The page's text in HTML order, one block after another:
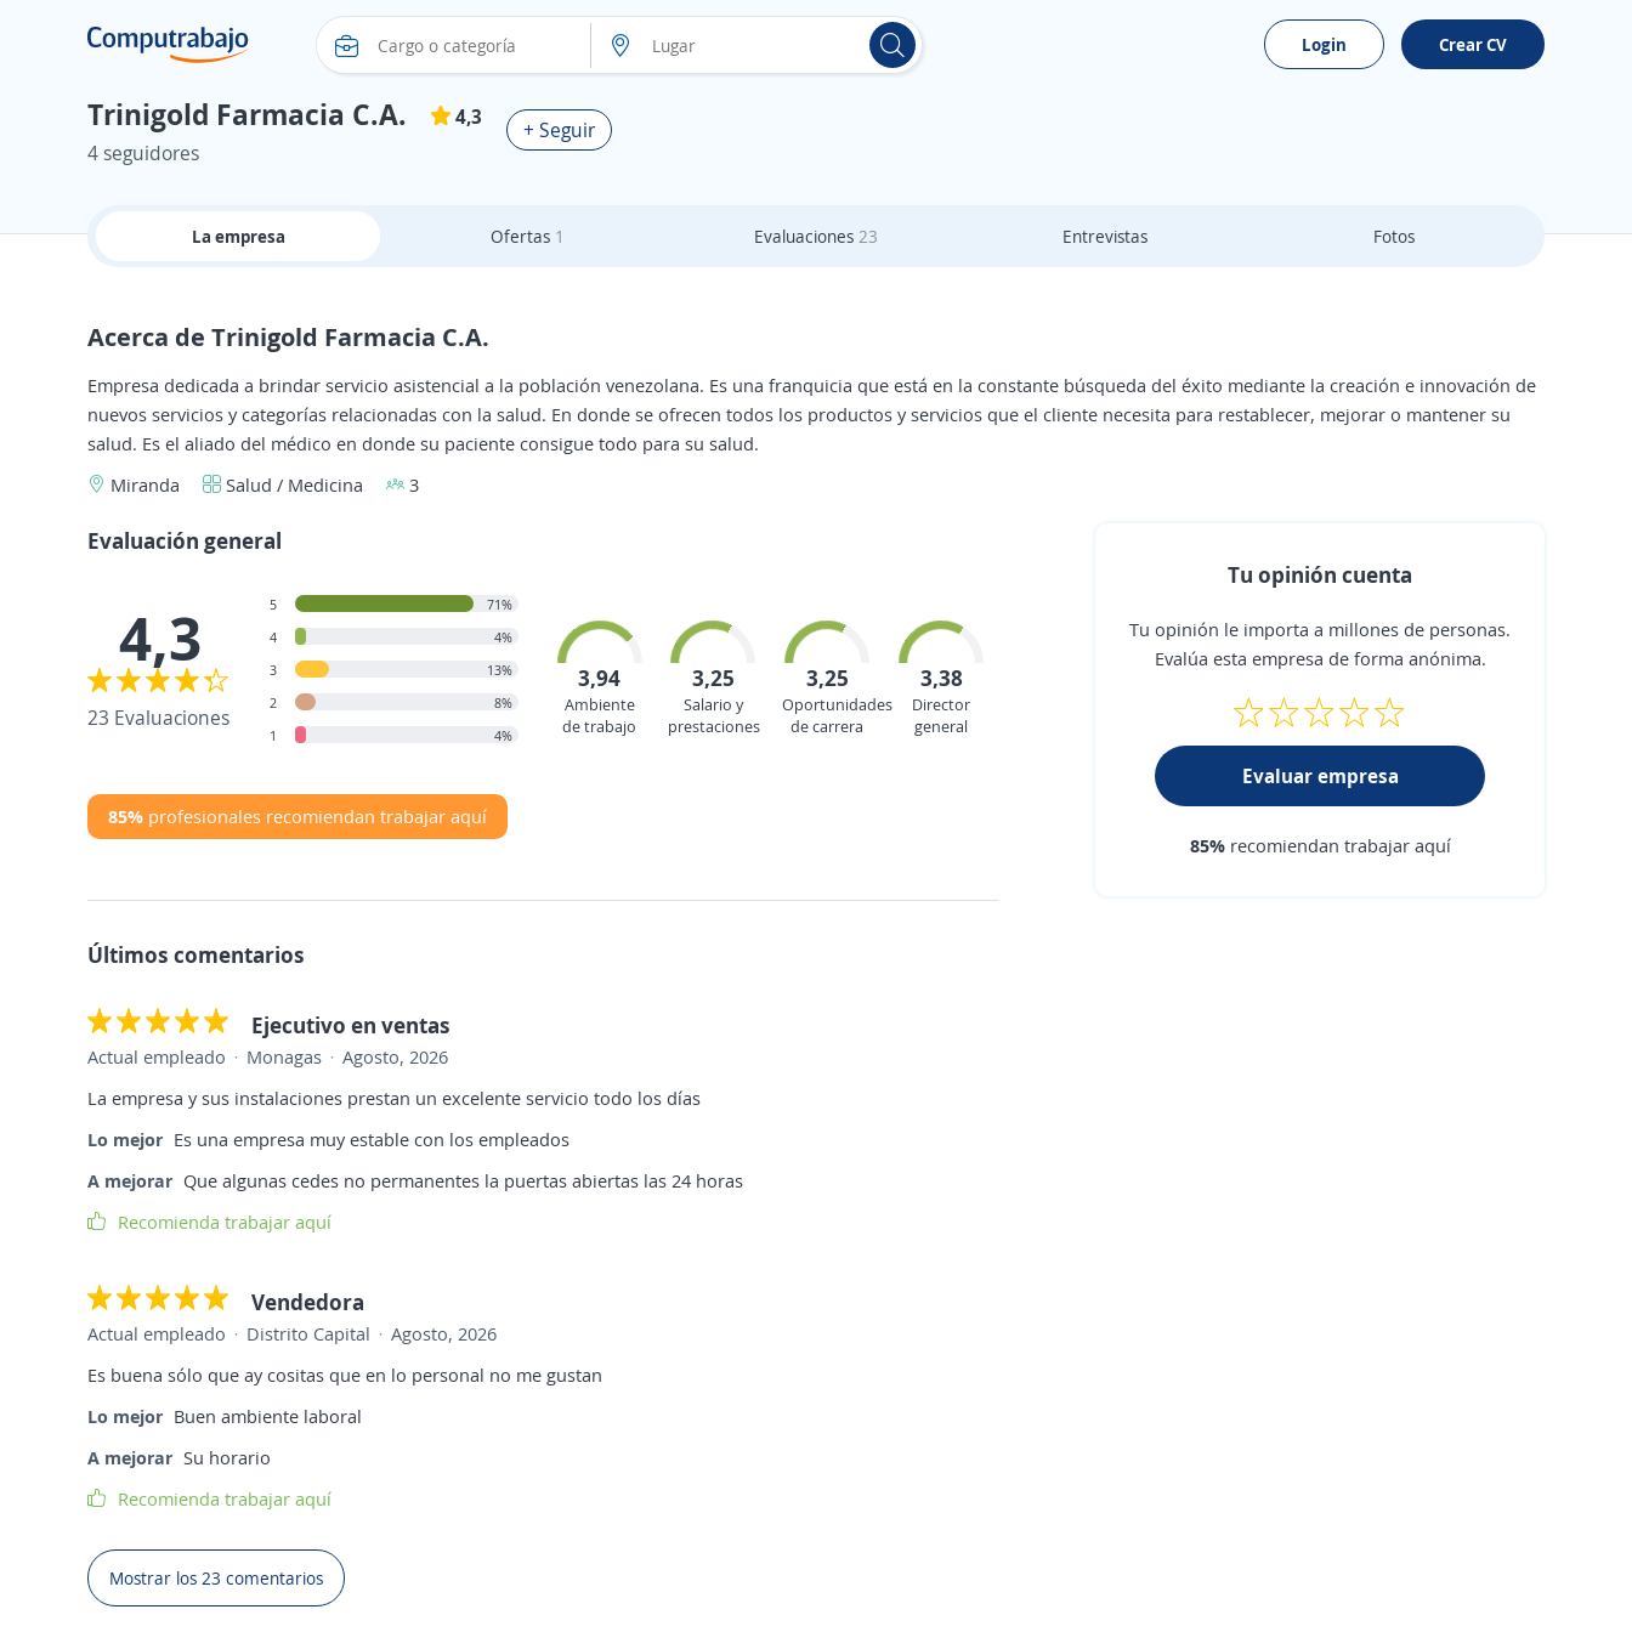
Login Crear CV
Trinigold Farmacia C.A.
4,3
4 seguidores
+ Seguir
La empresa Ofertas 1 Evaluaciones 23 Entrevistas Fotos
Acerca de Trinigold Farmacia C.A.
Empresa dedicada a brindar servicio asistencial a la población venezolana. Es una franquicia que está en la constante búsqueda del éxito mediante la creación e innovación de
nuevos servicios y categorías relacionadas con la salud. En donde se ofrecen todos los productos y servicios que el cliente necesita para restablecer, mejorar o mantener su
salud. Es el aliado del médico en donde su paciente consigue todo para su salud.
Miranda
Salud / Medicina 3
Evaluación general
4,3
23 Evaluaciones
5
71%
4
4%
3
13%
2
8%
1
4%
3,94
Ambiente
de trabajo
3,25
Salario y
prestaciones
3,25
Oportunidades
de carrera
3,38
Director
general
85% profesionales recomiendan trabajar aquí
Últimos comentarios
Ejecutivo en ventas
Actual empleado Monagas
Agosto, 2026
La empresa y sus instalaciones prestan un excelente servicio todo los días
Lo mejor Es una empresa muy estable con los empleados
A mejorar Que algunas cedes no permanentes la puertas abiertas las 24 horas
Recomienda trabajar aquí
Vendedora
Actual empleado Distrito Capital
Agosto, 2026
Es buena sólo que ay cositas que en lo personal no me gustan
Lo mejor Buen ambiente laboral
A mejorar Su horario
Recomienda trabajar aquí
Mostrar los 23 comentarios
Tu opinión cuenta
Tu opinión le importa a millones de personas.
Evalúa esta empresa de forma anónima.
Evaluar empresa
85%recomiendan trabajar aquí